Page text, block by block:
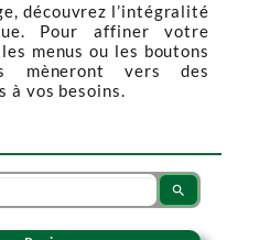
découvrez l’intégralité
Pour affiner votre
menus ou les boutons
mèneront vers des
à vos besoins.
search